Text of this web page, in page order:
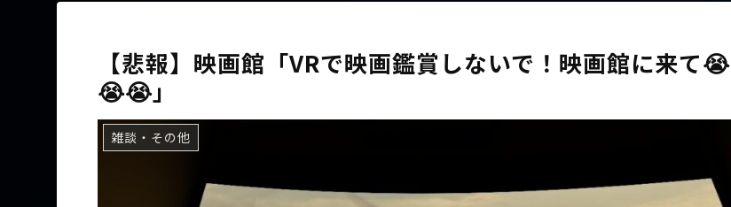
Powered by livedoor 相互RSS
【悲報】映画館「VRで映画鑑賞しないで！映画館に来て😭
😭😭」
雑談・その他